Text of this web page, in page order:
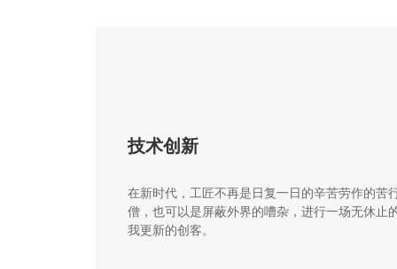
技术创新
在新时代，工匠不再是日复一日的辛苦劳作的苦
僧，也可以是屏蔽外界的嘈杂，进行一场无休止
我更新的创客。